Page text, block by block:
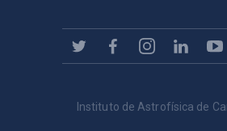
Instituto de Astrofísica de